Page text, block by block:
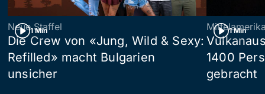
1 Min
Neue Staffel
Die Crew von «Jung, Wild & Sexy:
Refilled» macht Bulgarien
unsicher
1 Min
1400
gebracht